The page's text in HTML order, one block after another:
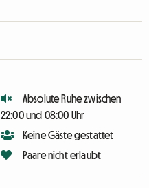
Absolute Ruhe zwischen
22:00 und 08:00 Uhr
Keine Gäste gestattet
Paare nicht erlaubt